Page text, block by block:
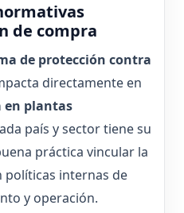
de compra
de protección contra
directamente en
en plantas
país y sector tiene su
práctica vincular la
políticas internas de
y operación.